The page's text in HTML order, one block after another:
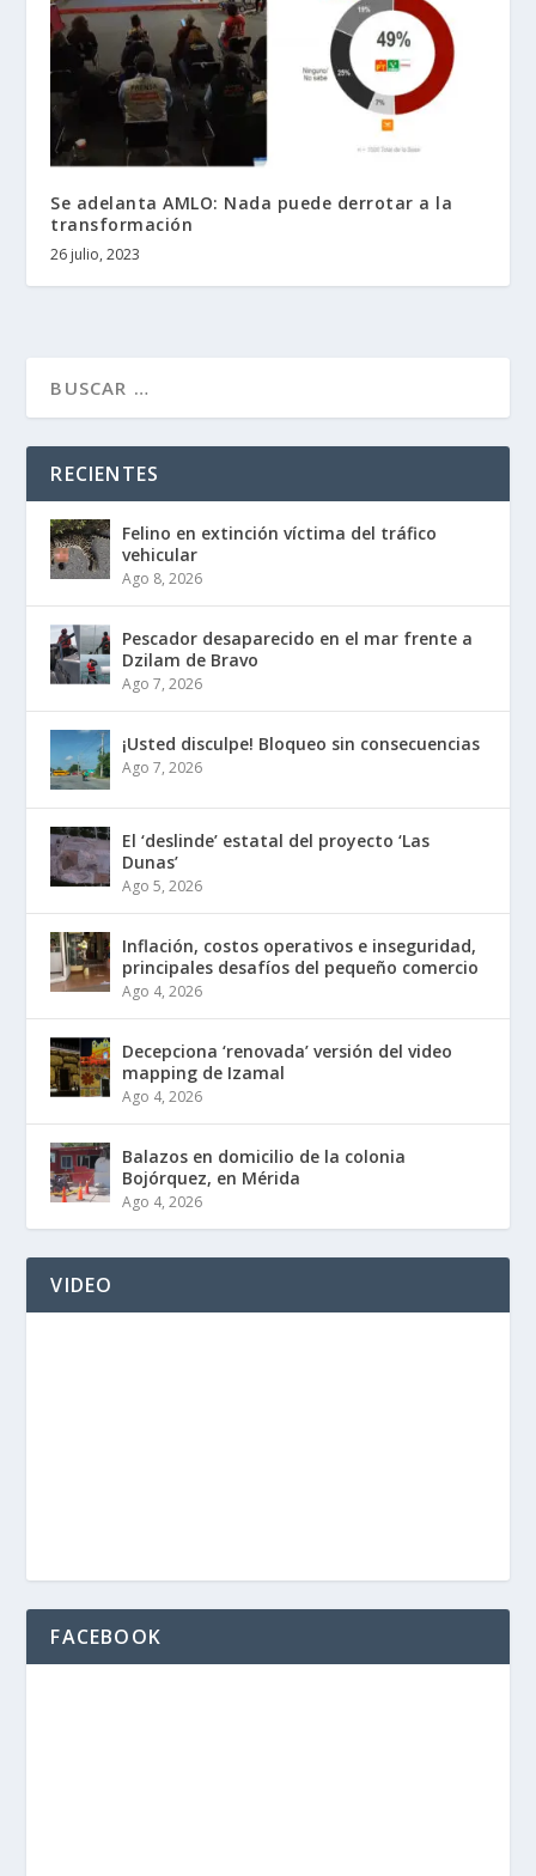
Se adelanta AMLO: Nada puede derrotar a la
transformación
26 julio, 2023
RECIENTES
Felino en extinción víctima del tráfico
vehicular
Ago 8, 2026
Pescador desaparecido en el mar frente a
Dzilam de Bravo
Ago 7, 2026
¡Usted disculpe! Bloqueo sin consecuencias
Ago 7, 2026
El ‘deslinde’ estatal del proyecto ‘Las
Dunas’
Ago 5, 2026
Inflación, costos operativos e inseguridad,
principales desafíos del pequeño comercio
Ago 4, 2026
Decepciona ‘renovada’ versión del video
mapping de Izamal
Ago 4, 2026
Balazos en domicilio de la colonia
Bojórquez, en Mérida
Ago 4, 2026
VIDEO
FACEBOOK